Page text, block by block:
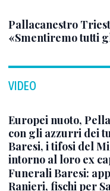
Pallacanestro
«Smentiremo tutti
VIDEO
Europei nuoto,
con gli azzurri dei
Baresi, i tifosi del
intorno al loro ex
Funerali Baresi:
Ranieri, fischi per